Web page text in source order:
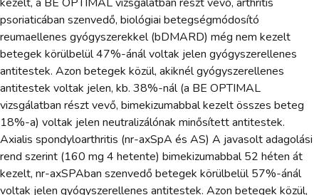
psoriaticában szenvedő, biológiai betegségmódosító
reumaellenes gyógyszerekkel (bDMARD) még nem kezelt
betegek körülbelül 47%-ánál voltak jelen gyógyszerellenes
antitestek. Azon betegek közül, akiknél gyógyszerellenes
antitestek voltak jelen, kb. 38%-nál (a BE OPTIMAL
vizsgálatban részt vevő, bimekizumabbal kezelt összes beteg
18%-a) voltak jelen neutralizálónak minősített antitestek.
Axialis spondyloarthritis (nr-axSpA és AS) A javasolt adagolási
rend szerint (160 mg 4 hetente) bimekizumabbal 52 héten át
kezelt, nr-axSPAban szenvedő betegek körülbelül 57%-ánál
voltak jelen gyógyszerellenes antitestek. Azon betegek közül,